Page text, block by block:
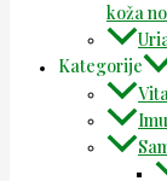
koža
Kategorije